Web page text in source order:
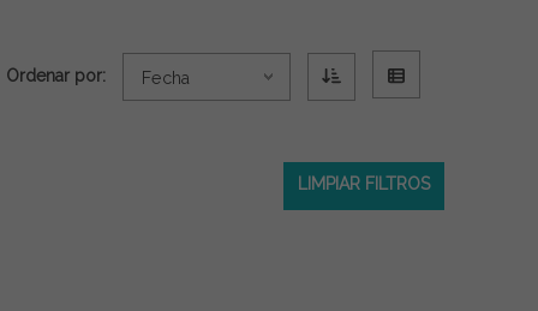
Ordenar por: Fecha
LIMPIAR FILTROS